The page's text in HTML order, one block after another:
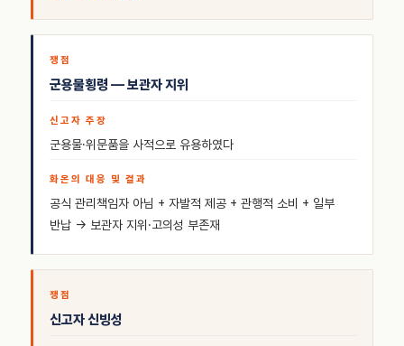
군용물횡령 — 보관자 지위
군용물·위문품을 사적으로 유용하였다
공식 관리책임자 아님 + 자발적 제공 + 관행적 소비 + 일부
반납 → 보관자 지위·고의성 부존재
신고자 신빙성